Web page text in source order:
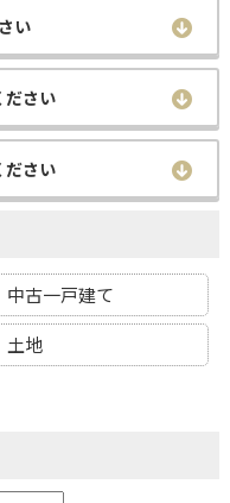
い
ださい
ださい
中古一戸建て
土地